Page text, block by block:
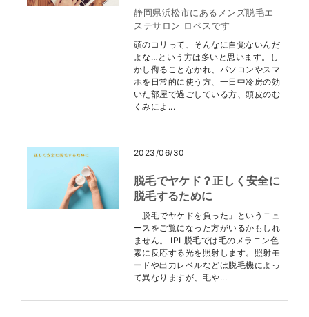
静岡県浜松市にあるメンズ脱毛エ
ステサロン ロペスです
頭のコリって、そんなに自覚ないんだ
よな…という方は多いと思います。し
かし侮ることなかれ、パソコンやスマ
ホを日常的に使う方、一日中冷房の効
いた部屋で過ごしている方、頭皮のむ
くみによ...
2023/06/30
脱毛でヤケド？正しく安全に
脱毛するために
「脱毛でヤケドを負った」というニュ
ースをご覧になった方がいるかもしれ
ません。 IPL脱毛では毛のメラニン色
素に反応する光を照射します。照射モ
ードや出力レベルなどは脱毛機によっ
て異なりますが、毛や...